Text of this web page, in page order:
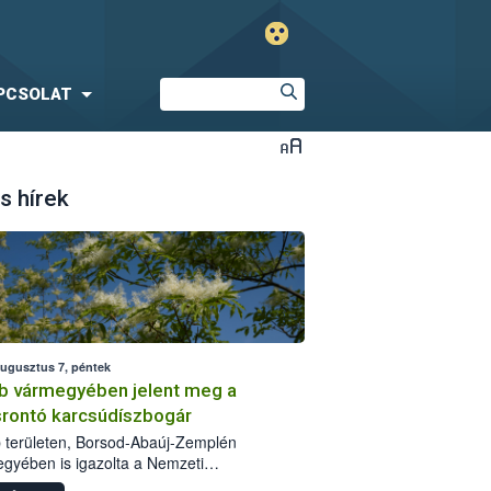
hírek
7, péntek
vármegyében jelent meg a
karcsúdíszbogár
területen, Borsod-Abaúj-Zemplén
is igazolta a Nemzeti
biztonsági Hivatal (Nébih) a